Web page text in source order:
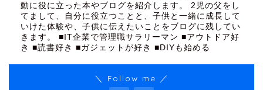
動に役に立った本やブログを紹介します。 2児の父をし
てまして、自分に役立つことと、子供と一緒に成長して
いけた体験や、子供に伝えたいことをブログに残してい
きます。 ■IT企業で管理職サラリーマン ■アウトドア好
き ■読書好き ■ガジェットが好き ■DIYも始める
＼ Follow me ／